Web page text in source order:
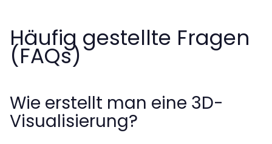
Häufig gestellte Fragen
(FAQs)
Wie erstellt man eine 3D-
Visualisierung?